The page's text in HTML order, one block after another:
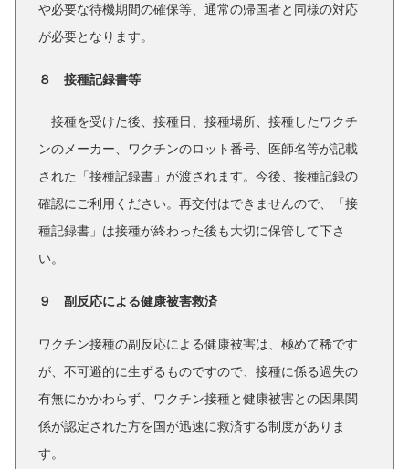
や必要な待機期間の確保等、通常の帰国者と同様の対応
が必要となります。
８ 接種記録書等
接種を受けた後、接種日、接種場所、接種したワクチ
ンのメーカー、ワクチンのロット番号、医師名等が記載
された「接種記録書」が渡されます。今後、接種記録の
確認にご利用ください。再交付はできませんので、「接
種記録書」は接種が終わった後も大切に保管して下さ
い。
９ 副反応による健康被害救済
ワクチン接種の副反応による健康被害は、極めて稀です
が、不可避的に生ずるものですので、接種に係る過失の
有無にかかわらず、ワクチン接種と健康被害との因果関
係が認定された方を国が迅速に救済する制度がありま
す。